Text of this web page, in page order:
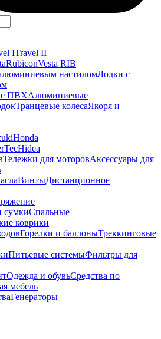
ITravel II
RubiconVesta RIB
настиломЛодки с
ПВХАлюминиевые
Транцевые колесаЯкоря и
Honda
Hidea
Тележки для моторовАксессуары для
ВинтыДистанционное
сумкиСпальные
коврики
Горелки и баллоныТреккинговые
Питьевые системыФильтры для
Одежда и обувьСредства по
мебель
Генераторы